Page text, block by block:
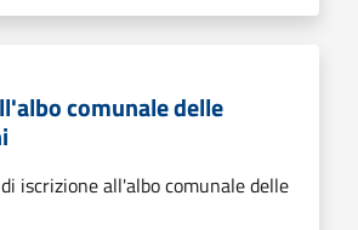
comunale delle
iscrizione all'albo comunale delle